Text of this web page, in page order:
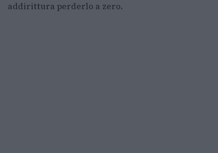
addirittura perderlo a zero.